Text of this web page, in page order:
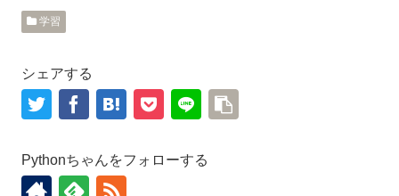
学習
シェアする
Pythonちゃんをフォローする